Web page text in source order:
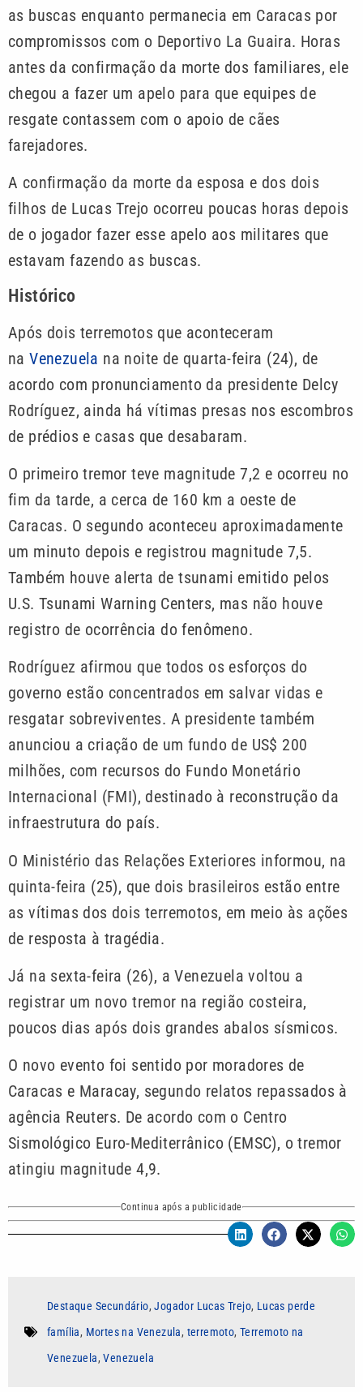
as buscas enquanto permanecia em Caracas por
compromissos com o Deportivo La Guaira. Horas
antes da confirmação da morte dos familiares, ele
chegou a fazer um apelo para que equipes de
resgate contassem com o apoio de cães
farejadores.
A confirmação da morte da esposa e dos dois
filhos de Lucas Trejo ocorreu poucas horas depois
de o jogador fazer esse apelo aos militares que
estavam fazendo as buscas.
Histórico
Após dois terremotos que aconteceram
naVenezuela na noite de quarta-feira (24), de
acordo com pronunciamento da presidente Delcy
Rodríguez, ainda há vítimas presas nos escombros
de prédios e casas que desabaram.
O primeiro tremor teve magnitude 7,2 e ocorreu no
fim da tarde, a cerca de 160 km a oeste de
Caracas. O segundo aconteceu aproximadamente
um minuto depois e registrou magnitude 7,5.
Também houve alerta de tsunami emitido pelos
U.S. Tsunami Warning Centers, mas não houve
registro de ocorrência do fenômeno.
Rodríguez afirmou que todos os esforços do
governo estão concentrados em salvar vidas e
resgatar sobreviventes. A presidente também
anunciou a criação de um fundo de US$ 200
milhões, com recursos do Fundo Monetário
Internacional (FMI), destinado à reconstrução da
infraestrutura do país.
O Ministério das Relações Exteriores informou, na
quinta-feira (25), que dois brasileiros estão entre
as vítimas dos dois terremotos, em meio às ações
de resposta à tragédia.
Já na sexta-feira (26), a Venezuela voltou a
registrar um novo tremor na região costeira,
poucos dias após dois grandes abalos sísmicos.
O novo evento foi sentido por moradores de
Caracas e Maracay, segundo relatos repassados à
agência Reuters. De acordo com o Centro
Sismológico Euro-Mediterrânico (EMSC), o tremor
atingiu magnitude 4,9.
Continua após a publicidade
Destaque Secundário,Jogador Lucas Trejo, Lucas perde
família, Mortes na Venezula, terremoto,Terremoto na
Venezuela,Venezuela